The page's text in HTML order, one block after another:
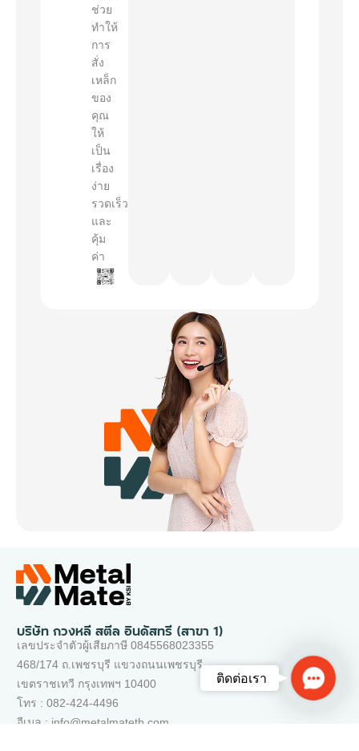
ช่วย
ทำให้
การ
สั่ง
เหล็ก
ของ
คุณ
ให้
เป็น
เรื่อง
ง่าย
รวดเร็ว
และ
คุ้ม
ค่า
บริษัท กวงหลี สตีล อินดัสทรี (สาขา 1)
เลขประจำตัวผู้เสียภาษี 0845568023355
468/174 ถ.เพชรบุรี แขวงถนนเพชรบุรี
เขตราชเทวี กรุงเทพฯ 10400
โทร : 082-424-4496
อีเมล : info@metalmateth.com
Us
ติดต่อเรา